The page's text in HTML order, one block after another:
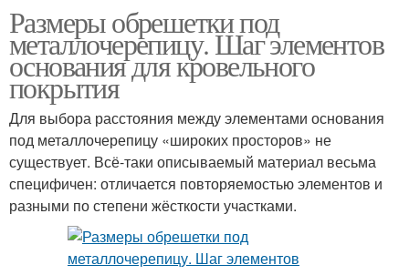
Размеры обрешетки под
металлочерепицу. Шаг элементов
основания для кровельного
покрытия
Для выбора расстояния между элементами основания
под металлочерепицу «широких просторов» не
существует. Всё-таки описываемый материал весьма
специфичен: отличается повторяемостью элементов и
разными по степени жёсткости участками.